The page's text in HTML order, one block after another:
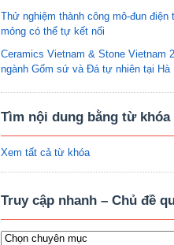
Thử nghiệm thành công mô-đun điện
mỏng có thể tự kết nối
Ceramics Vietnam & Stone Vietnam
ngành Gốm sứ và Đá tự nhiên tại Hà
Tìm nội dung bằng từ khóa
Xem tất cả từ khóa
Truy cập nhanh – Chủ đề